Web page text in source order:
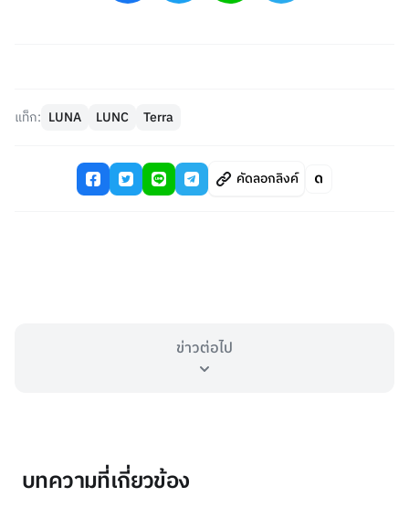
แท็ก: LUNA LUNC Terra
คัดลอกลิงค์
ข่าวต่อไป
บทความที่เกี่ยวข้อง